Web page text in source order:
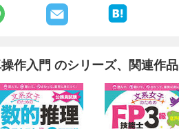
作入門 のシリーズ、関連作品